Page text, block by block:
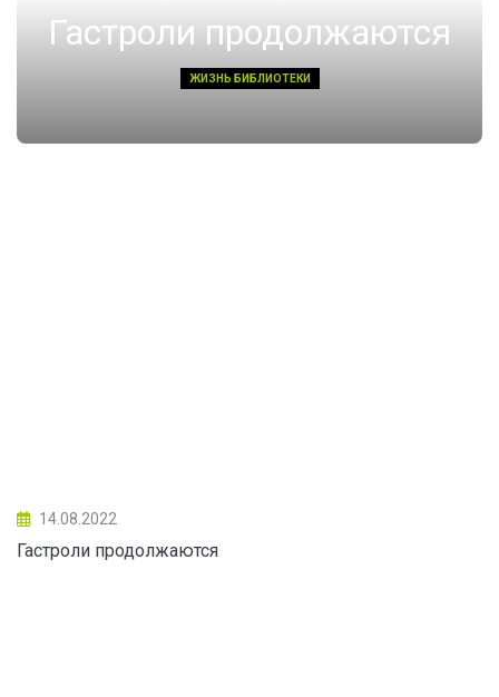
Гастроли продолжаются
ЖИЗНЬ БИБЛИОТЕКИ
14.08.2022
Гастроли продолжаются